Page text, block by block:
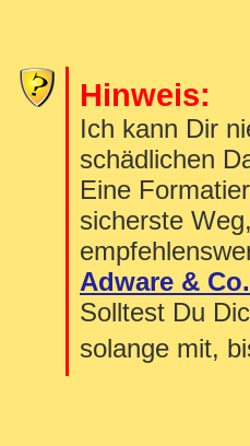
Hinweis:
Ich kann Dir
schädlichen
Eine
sicherste
Adware & Co.
Solltest Du
solange mit,